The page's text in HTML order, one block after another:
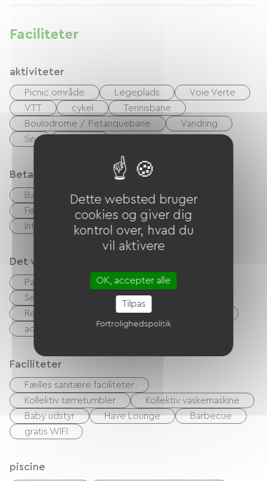
Faciliteter
aktiviteter
Picnic område Legeplads
Voie Verte
VTT
cykel
Tennisbane
Boulodrome / Petanquebane
Vandring
Sin
Betalingsmåder
Bank kort kontrol
Kontanter
Feriekuponer (ANCV)
Overførsel
Internationalt mandat
Det vi er gode til
Parkeringsplads for autocampere
Serviceområde for autocampere
Rengøring med tillæg
Udlejning af lagner
accepterede dyr
Bar
Faciliteter
Fælles sanitære faciliteter
Kollektiv tørretumbler
Kollektiv vaskemaskine
Baby udstyr
Have Lounge
Barbecue
gratis WIFI
piscine
Dette websted bruger
cookies og giver dig
kontrol over, hvad du
vil aktivere
OK, accepter alle
Tilpas
Fortrolighedspolitik